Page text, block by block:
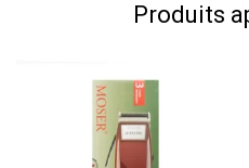
Produits